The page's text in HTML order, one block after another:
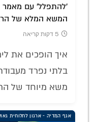
'להתפלל' עם מאמר
המשא המלא של
5 דקות קריאה
איך הופכים את
בלתי נפרד
משא מיוחד של
אגף המדיה - ארגון לחלוחית